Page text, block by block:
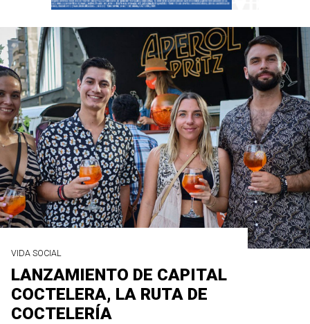
VIDA SOCIAL
LANZAMIENTO DE CAPITAL
COCTELERA, LA RUTA DE
COCTELERÍA